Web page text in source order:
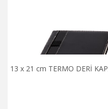
13 x 21 cm TERMO DERİ